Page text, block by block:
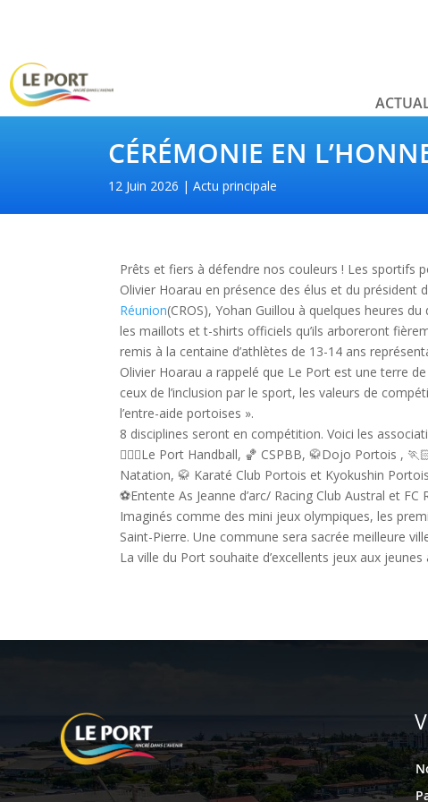
CÉRÉMONIE EN
12 Juin 2026 Actu principale
Prêts et fiers à défendre nos couleurs ! Les sportifs
Olivier Hoarau en présence des élus et du président
Réunion(CROS), Yohan Guillou à quelques heures
les maillots et t-shirts officiels qu’ils arboreront
remis à la centaine d’athlètes de 13-14 ans
Olivier Hoarau a rappelé que Le Port est une terre
ceux de l’inclusion par le sport, les valeurs de
l’entre-aide portoises ».
8 disciplines seront en compétition. Voici les
🤾🏻‍♀️Le Port Handball, 🏀 CSPBB, 🥋Dojo Portois ,
Natation, 🥋 Karaté Club Portois et Kyokushin Portois
⚽️Entente As Jeanne d’arc/ Racing Club Austral et FC
Imaginés comme des mini jeux olympiques, les
Saint-Pierre. Une commune sera sacrée meilleure
La ville du Port souhaite d’excellents jeux aux